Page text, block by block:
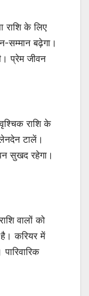
राशि के लिए
सम्मान बढ़ेगा।
प्रेम जीवन
राशि के
टालें।
सुखद रहेगा।
वालों को
करियर में